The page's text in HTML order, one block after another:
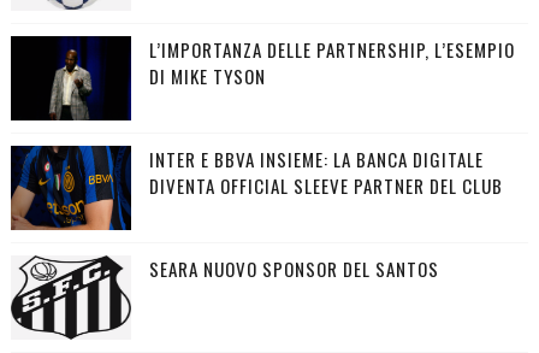
L’IMPORTANZA DELLE PARTNERSHIP, L’ESEMPIO
DI MIKE TYSON
INTER E BBVA INSIEME: LA BANCA DIGITALE
DIVENTA OFFICIAL SLEEVE PARTNER DEL CLUB
SEARA NUOVO SPONSOR DEL SANTOS